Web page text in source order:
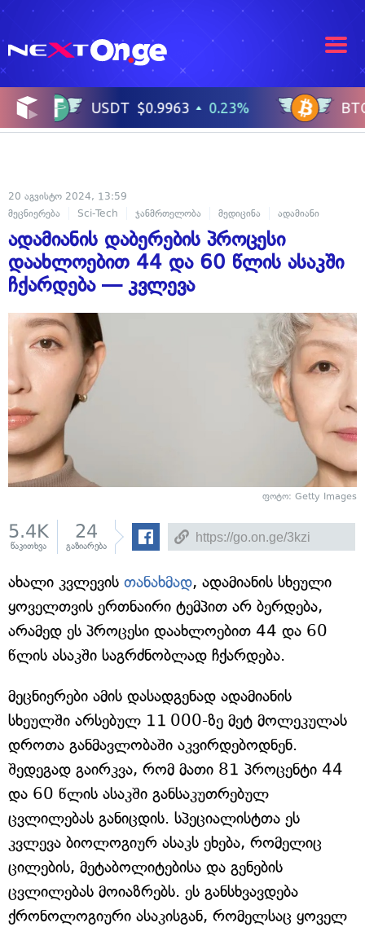
20 აგვისტო 2024, 13:59
მეცნიერება
Sci-Tech ჯანმრთელობა მედიცინა ადამიანი
ადამიანის დაბერების პროცესი
დაახლოებით 44 და 60 წლის ასაკში
ჩქარდება — კვლევა
ფოტო: Getty Images
5.4K
წაკითხვა
24
გაზიარება
ახალი კვლევის თანახმად, ადამიანის სხეული
ყოველთვის ერთნაირი ტემპით არ ბერდება,
არამედ ეს პროცესი დაახლოებით 44 და 60
წლის ასაკში საგრძნობლად ჩქარდება.
მეცნიერები ამის დასადგენად ადამიანის
სხეულში არსებულ 11 000-ზე მეტ მოლეკულას
დროთა განმავლობაში აკვირდებოდნენ.
შედეგად გაირკვა, რომ მათი 81 პროცენტი 44
და 60 წლის ასაკში განსაკუთრებულ
ცვლილებას განიცდის. სპეციალისტთა ეს
კვლევა ბიოლოგიურ ასაკს ეხება, რომელიც
ცილების, მეტაბოლიტებისა და გენების
ცვლილებას მოიაზრებს. ეს განსხვავდება
ქრონოლოგიური ასაკისგან, რომელსაც ყოველ